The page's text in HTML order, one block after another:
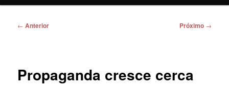
Navegação
← Anterior Próximo →
Propaganda cresce cerca